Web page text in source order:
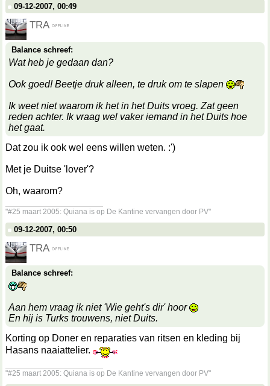
09-12-2007, 00:49
TRA
Balance schreef:
Wat heb je gedaan dan?
Ook goed! Beetje druk alleen, te druk om te slapen
Ik weet niet waarom ik het in het Duits vroeg. Zat geen
reden achter. Ik vraag wel vaker iemand in het Duits hoe
het gaat.
Dat zou ik ook wel eens willen weten. :')
Met je Duitse 'lover'?
Oh, waarom?
"#25 maart 2005: Quiana is op De Kantine vervangen door PV"
09-12-2007, 00:50
TRA
Balance schreef:
Aan hem vraag ik niet 'Wie geht's dir' hoor
En hij is Turks trouwens, niet Duits.
Korting op Doner en reparaties van ritsen en kleding bij
Hasans naaiattelier.
"#25 maart 2005: Quiana is op De Kantine vervangen door PV"